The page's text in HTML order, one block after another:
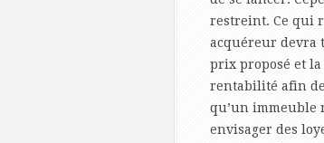
restreint. Ce qui
acquéreur devra
prix proposé et
rentabilité afin
qu’un immeuble
envisager des